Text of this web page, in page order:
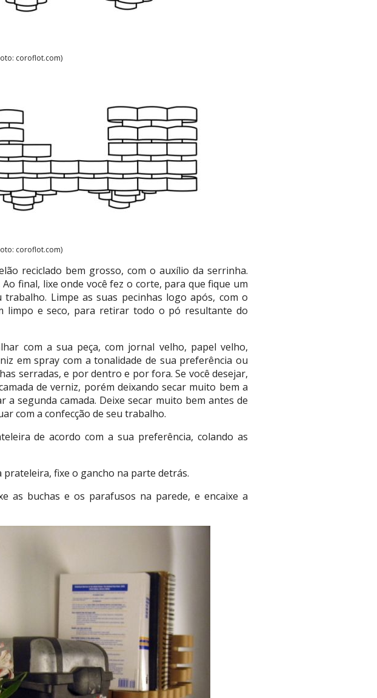
coroflot.com)
coroflot.com)
reciclado bem grosso, com o auxílio da serrinha.
final, lixe onde você fez o corte, para que fique um
Limpe as suas pecinhas logo após, com o
limpo e seco, para retirar todo o pó resultante do
com a sua peça, com jornal velho, papel velho,
em spray com a tonalidade de sua preferência ou
serradas, e por dentro e por fora. Se você desejar,
de verniz, porém deixando secar muito bem a
a segunda camada. Deixe secar muito bem antes de
com a confecção de seu trabalho.
de acordo com a sua preferência, colando as
fixe o gancho na parte detrás.
as buchas e os parafusos na parede, e encaixe a